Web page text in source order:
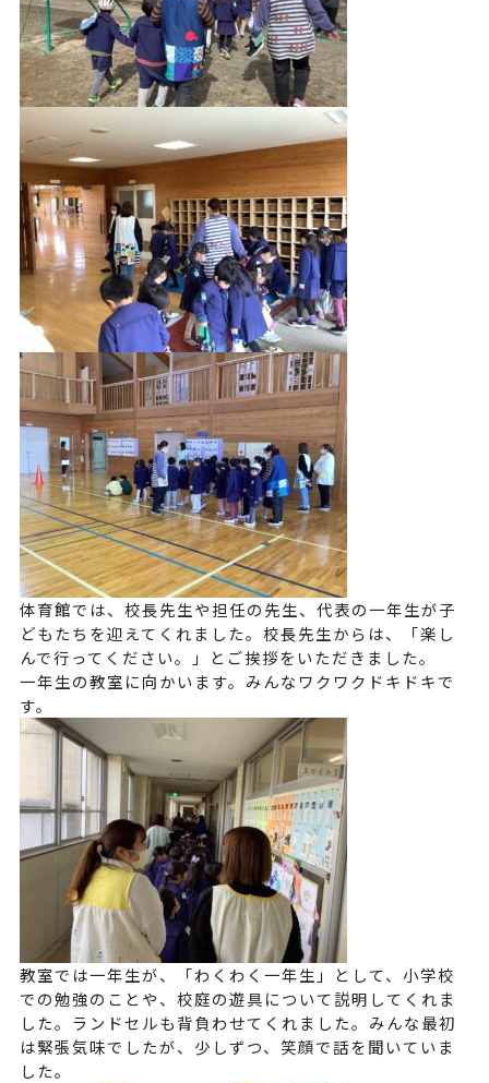
体育館では、校長先生や担任の先生、代表の一年生が子
どもたちを迎えてくれました。校長先生からは、「楽し
んで行ってください。」とご挨拶をいただきました。
一年生の教室に向かいます。みんなワクワクドキドキで
す。
教室では一年生が、「わくわく一年生」として、小学校
での勉強のことや、校庭の遊具について説明してくれま
した。ランドセルも背負わせてくれました。みんな最初
は緊張気味でしたが、少しずつ、笑顔で話を聞いていま
した。